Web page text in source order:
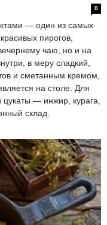
0
— один из самых
пирогов,
чаю, но и на
в меру сладкий,
и сметанным кремом,
на столе. Для
— инжир, курага,
склад.